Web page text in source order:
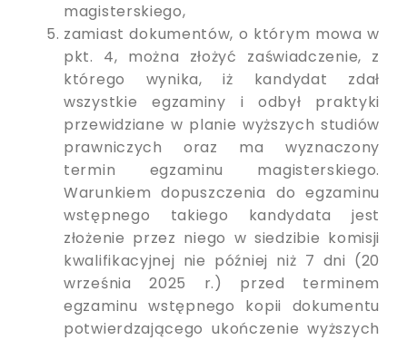
magisterskiego,
zamiast dokumentów, o którym mowa w
pkt. 4, można złożyć zaświadczenie, z
którego wynika, iż kandydat zdał
wszystkie egzaminy i odbył praktyki
przewidziane w planie wyższych studiów
prawniczych oraz ma wyznaczony
termin egzaminu magisterskiego.
Warunkiem dopuszczenia do egzaminu
wstępnego takiego kandydata jest
złożenie przez niego w siedzibie komisji
kwalifikacyjnej nie później niż 7 dni (20
września 2025 r.) przed terminem
egzaminu wstępnego kopii dokumentu
potwierdzającego ukończenie wyższych